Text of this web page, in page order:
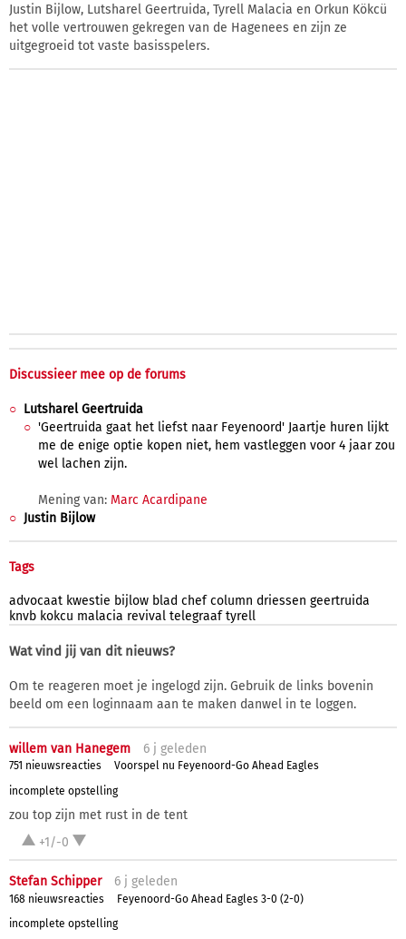
Justin Bijlow, Lutsharel Geertruida, Tyrell Malacia en Orkun Kökcü
het volle vertrouwen gekregen van de Hagenees en zijn ze
uitgegroeid tot vaste basisspelers.
Discussieer mee op de forums
Lutsharel Geertruida
'Geertruida gaat het liefst naar Feyenoord' Jaartje huren lijkt
me de enige optie kopen niet, hem vastleggen voor 4 jaar zou
wel lachen zijn.
Mening van: Marc Acardipane
Justin Bijlow
Tags
advocaat kwestie bijlow blad chef column driessen geertruida
knvb kokcu malacia revival telegraaf tyrell
Wat vind jij van dit nieuws?
Om te reageren moet je ingelogd zijn. Gebruik de links bovenin
beeld om een loginnaam aan te maken danwel in te loggen.
willem van Hanegem 6 j geleden
751 nieuwsreacties
Voorspel nu Feyenoord-Go Ahead Eagles
incomplete opstelling
zou top zijn met rust in de tent
+1/-0
Stefan Schipper 6 j geleden
168 nieuwsreacties
Feyenoord-Go Ahead Eagles 3-0 (2-0)
incomplete opstelling